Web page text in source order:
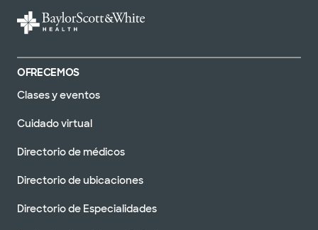
OFRECEMOS
Clases y eventos
Cuidado virtual
Directorio de médicos
Directorio de ubicaciones
Directorio de Especialidades